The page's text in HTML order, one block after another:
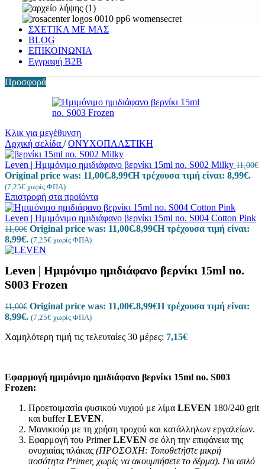
ΣΧΕΤΙΚΑ ΜΕ ΜΑΣ
BLOG
ΕΠΙΚΟΙΝΩΝΙΑ
Εγγραφή Β2Β
Προσφορά
Κλικ για μεγέθυνση
Αρχική σελίδα / ΟΝΥΧΟΠΛΑΣΤΙΚΗ
Leven | Ημιμόνιμο ημιδιάφανο βερνίκι 15ml no. S002 Milky 11,00€
Original price was: 11,00€.8,99€Η τρέχουσα τιμή είναι: 8,99€.
(7,25€ χωρίς ΦΠΑ)
Επιστροφή στα προϊόντα
Leven | Ημιμόνιμο ημιδιάφανο βερνίκι 15ml no. S004 Cotton Pink
11,00€ Original price was: 11,00€.8,99€Η τρέχουσα τιμή είναι:
8,99€. (7,25€ χωρίς ΦΠΑ)
Leven | Ημιμόνιμο ημιδιάφανο βερνίκι 15ml no.
S003 Frozen
11,00€ Original price was: 11,00€.8,99€Η τρέχουσα τιμή είναι:
8,99€. (7,25€ χωρίς ΦΠΑ)
Χαμηλότερη τιμή τις τελευταίες 30 μέρες: 7,15€
Εφαρμογή ημιμόνιμο ημιδιάφανο βερνίκι 15ml no. S003
Frozen:
Προετοιμασία φυσικού νυχιού με λίμα LEVEN 180/240 grit
και bufferLEVEN.
Μανικιούρ με τη χρήση τροχού και κατάλληλων εργαλείων.
Εφαρμογή του PrimerLEVEN σε όλη την επιφάνεια της
ονυχιαίας πλάκας (ΠΡΟΣΟΧΗ: Τοποθετήστε μικρή
ποσότητα Primer, χωρίς να ακουμπήσετε το δέρμα). Για απλό